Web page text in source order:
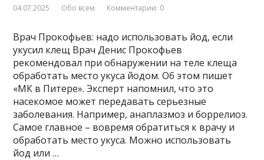
04.07.2025 Обо всем Комментарии: 0
Врач Прокофьев: надо использовать йод, если
укусил клещ Врач Денис Прокофьев
рекомендовал при обнаружении на теле клеща
обработать место укуса йодом. Об этом пишет
«МК в Питере». Эксперт напомнил, что это
насекомое может передавать серьезные
заболевания. Например, анаплазмоз и боррелиоз.
Самое главное – вовремя обратиться к врачу и
обработать место укуса. Можно использовать
йод или …